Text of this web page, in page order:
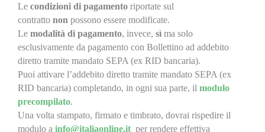
Le condizioni di pagamento riportate sul
contratto non possono essere modificate.
Le modalità di pagamento, invece, sì ma solo
esclusivamente da pagamento con Bollettino ad addebito
diretto tramite mandato SEPA (ex RID bancaria).
Puoi attivare l’addebito diretto tramite mandato SEPA (ex
RID bancaria) completando, in ogni sua parte, il modulo
precompilato.
Una volta stampato, firmato e timbrato, dovrai rispedire il
modulo a info@italiaonline.it per rendere effettiva